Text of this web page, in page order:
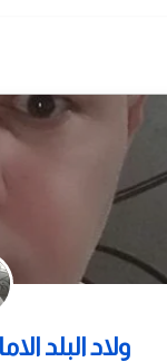
ولاد البلد